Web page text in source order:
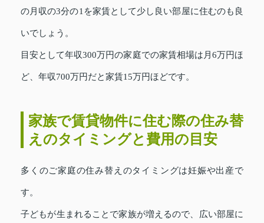
の月収の3分の1を家賃として少し良い部屋に住むのも良
いでしょう。
目安として年収300万円の家庭での家賃相場は月6万円ほ
ど、年収700万円だと家賃15万円ほどです。
家族で賃貸物件に住む際の住み替
えのタイミングと費用の目安
多くのご家庭の住み替えのタイミングは妊娠や出産で
す。
子どもが生まれることで家族が増えるので、広い部屋に